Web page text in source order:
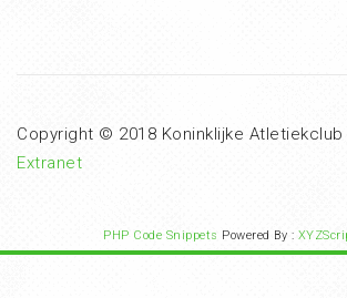
Copyright © 2018 Koninklijke Atletiekclub
Extranet
PHP Code Snippets Powered By :